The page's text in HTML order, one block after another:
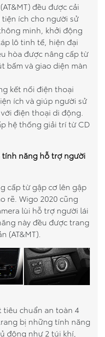
đều được cải
ích cho người sử
minh, khởi động
lô tinh tế, hiện đại
hòa được nâng cấp từ
bấm và giao diện màn
kết nối điện thoại
ích và giúp người sử
điện thoại di động.
hệ thống giải trí từ CD
tính năng hỗ trợ người
cấp từ gập cơ lên gập
rẽ. Wigo 2020 cũng
lùi hỗ trợ người lái
này đều được trang
(AT&MT).
tiêu chuẩn an toàn 4
bị những tính năng
động như 2 túi khí,